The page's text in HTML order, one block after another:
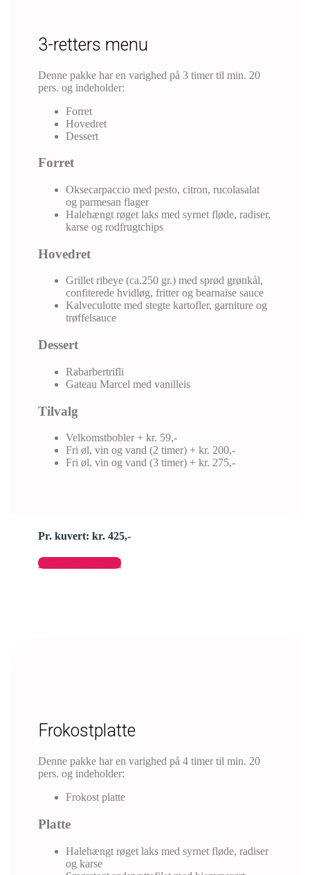
3-retters menu
Denne pakke har en varighed på 3 timer til min. 20
pers. og indeholder:
Forret
Hovedret
Dessert
Forret
Oksecarpaccio med pesto, citron, rucolasalat
og parmesan flager
Halehængt røget laks med syrnet fløde, radiser,
karse og rodfrugtchips
Hovedret
Grillet ribeye (ca.250 gr.) med sprød grønkål,
confiterede hvidløg, fritter og bearnaise sauce
Kalveculotte med stegte kartofler, garniture og
trøffelsauce
Dessert
Rabarbertrifli
Gateau Marcel med vanilleis
Tilvalg
Velkomstbobler + kr. 59,-
Fri øl, vin og vand (2 timer) + kr. 200,-
Fri øl, vin og vand (3 timer) + kr. 275,-
Pr. kuvert: kr. 425,-
Send forespørgsel
Frokostplatte
Denne pakke har en varighed på 4 timer til min. 20
pers. og indeholder:
Frokost platte
Platte
Halehængt røget laks med syrnet fløde, radiser
og karse